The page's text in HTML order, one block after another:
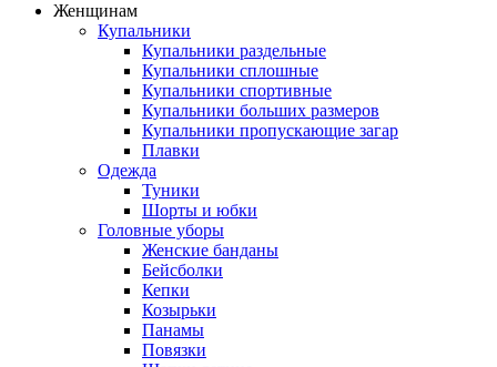
Женщинам
Купальники
Купальники раздельные
Купальники сплошные
Купальники спортивные
Купальники больших размеров
Купальники пропускающие загар
Плавки
Одежда
Туники
Шорты и юбки
Головные уборы
Женские банданы
Бейсболки
Кепки
Козырьки
Панамы
Повязки